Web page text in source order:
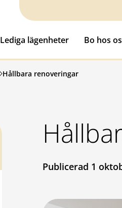
Lediga lägenheter
Bo hos
Hållbara renoveringar
Publicerad 1